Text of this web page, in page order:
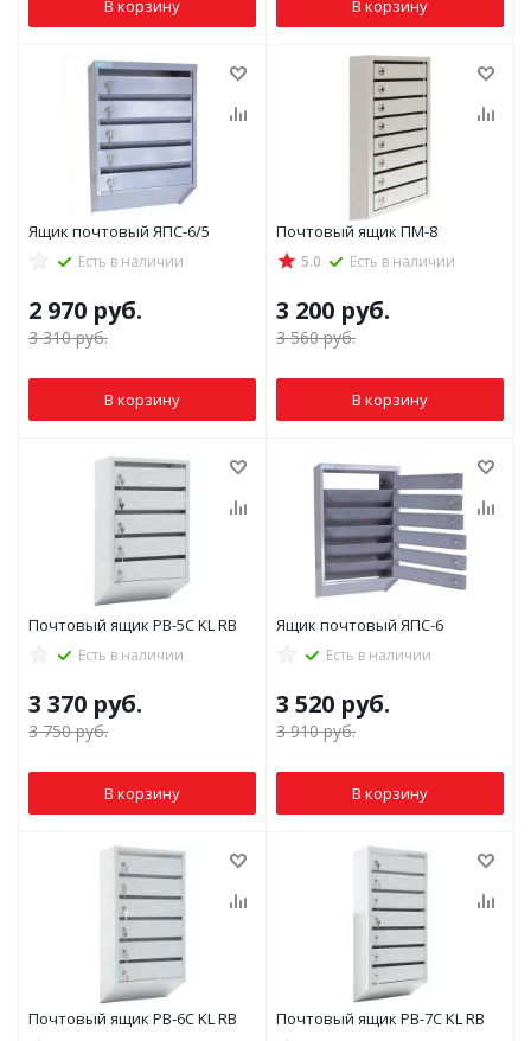
В корзину В корзину
Ящик почтовый ЯПС-6/5
Есть в наличии
2 970 руб.
3 310руб.
В корзину
Почтовый ящик ПМ-8
5.0 Есть в наличии
3 200 руб.
3 560руб.
В корзину
Почтовый ящик PB-5C KL RB
Есть в наличии
3 370 руб.
3 750руб.
В корзину
Ящик почтовый ЯПС-6
Есть в наличии
3 520 руб.
3 910руб.
В корзину
Почтовый ящик PB-6C KL RB Почтовый ящик PB-7C KL RB